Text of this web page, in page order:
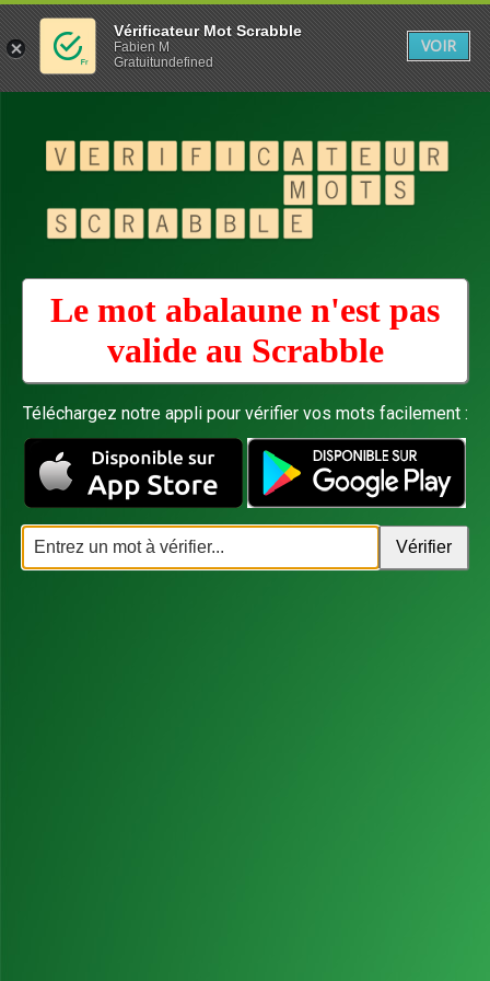
Le mot abalaune n'est pas
valide au Scrabble
Téléchargez notre appli pour vérifier vos mots facilement :
Vérificateur Mot Scrabble
Fabien M
Gratuitundefined
VOIR